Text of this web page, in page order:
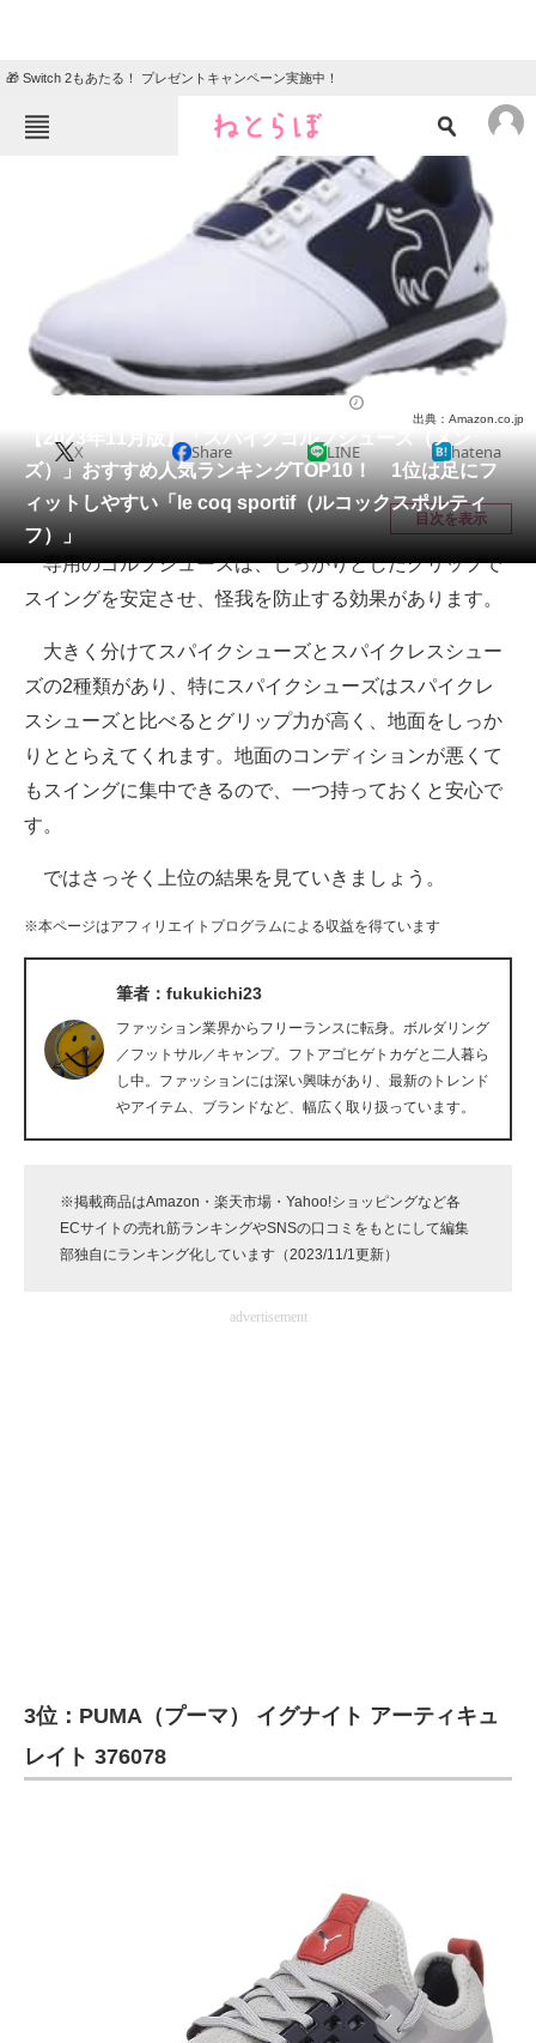
🎁 Switch 2もあたる！ プレゼントキャンペーン実施中！
ニュース
クイズ
住まい 教育・育児
リサーチ
メディア
注目記事を集めた総合ページ
ITの今と未来を見通す
スマホと通信の最新トレンド
進化するPCとデバイスの未来
ビジネスと働き方のヒント
マーケ×ITの今がよく分かる
ITエンジニア向け専門サイト
企業向けIT製品の総合サイト
製造業のIT導入・活用を支援
モノづくり技術者専門サイト
エレクトロニクス専門サイト
【2023年11月版】「スパイクゴルフシューズ（メン
ズ）」おすすめ人気ランキングTOP10！ 1位は足にフ
ィットしやすい「le coq sportif（ルコックスポルティ
フ）」
出典：Amazon.co.jp
X Share LINE hatena
目次を表示
専用のゴルフシューズは、しっかりとしたグリップで
スイングを安定させ、怪我を防止する効果があります。
大きく分けてスパイクシューズとスパイクレスシュー
ズの2種類があり、特にスパイクシューズはスパイクレ
スシューズと比べるとグリップ力が高く、地面をしっか
りととらえてくれます。地面のコンディションが悪くて
もスイングに集中できるので、一つ持っておくと安心で
す。
ではさっそく上位の結果を見ていきましょう。
※本ページはアフィリエイトプログラムによる収益を得ています
筆者：fukukichi23
ファッション業界からフリーランスに転身。ボルダリング
／フットサル／キャンプ。フトアゴヒゲトカゲと二人暮ら
し中。ファッションには深い興味があり、最新のトレンド
やアイテム、ブランドなど、幅広く取り扱っています。
※掲載商品はAmazon・楽天市場・Yahoo!ショッピングなど各
ECサイトの売れ筋ランキングやSNSの口コミをもとにして編集
部独自にランキング化しています（2023/11/1更新）
advertisement
3位：PUMA（プーマ） イグナイト アーティキュ
レイト 376078